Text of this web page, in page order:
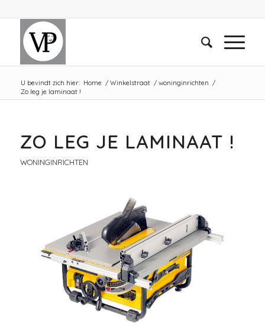
U bevindt zich hier: Home / Winkelstraat / woninginrichten /
Zo leg je laminaat !
ZO LEG JE LAMINAAT !
WONINGINRICHTEN